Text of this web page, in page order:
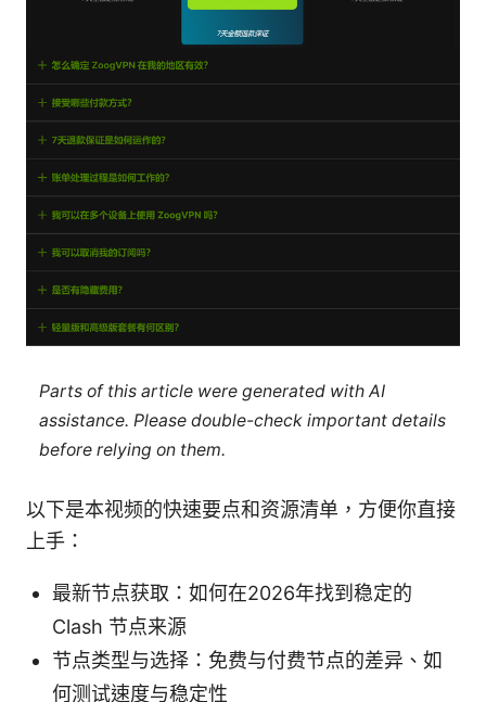
Parts of this article were generated with AI
assistance. Please double-check important details
before relying on them.
以下是本视频的快速要点和资源清单，方便你直接
上手：
最新节点获取：如何在2026年找到稳定的
Clash 节点来源
节点类型与选择：免费与付费节点的差异、如
何测试速度与稳定性